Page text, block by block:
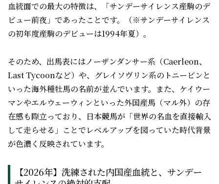
血統面での最大の特徴は、「サンデーサイレンス産駒のデ
ビュー前夜」であったことです。（※サンデーサイレンス
の初年度産駒のデビューは1994年夏）。
そのため、出馬表にはノーザンダンサー系（Caerleon、
Last Tycoonなど）や、グレイソヴリン系のトニービンと
いった海外種牡馬の名前が並んでいます。また、ケイウー
マンやエルウェーウィンといった外国産馬（マル外）の存
在感も際立っており、日本競馬が「世界の名血を直接輸入
して走らせる」ことでレベルアップを図っていた時代背景
が色濃く反映されています。
【2026年】洗練された内国産血統と、サンデー